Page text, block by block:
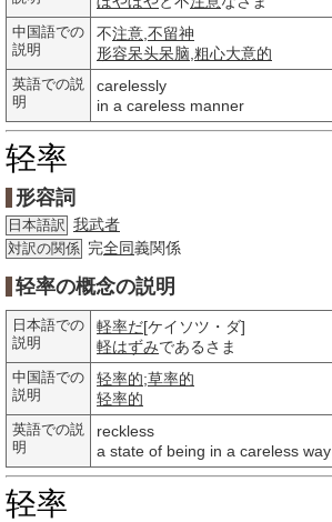
中国語での
説明
不注意 不留神
形容呆头呆脑 粗心大意的
英語での説
明
carelessly
in a careless manner
轻率
形容詞
日本語訳 我武者
対訳の関係 完全同義関係
轻率の概念の説明
日本語での
説明
軽率だ[ケイソツ・ダ]
軽はずみであるさま
中国語での
説明
轻率的;草率的
轻率的
英語での説
明
reckless
a state of being in a careless way
轻率